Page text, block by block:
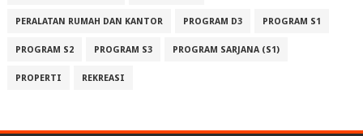
PERALATAN RUMAH DAN KANTOR PROGRAM D3 PROGRAM S1
PROGRAM S2 PROGRAM S3 PROGRAM SARJANA (S1)
PROPERTI REKREASI